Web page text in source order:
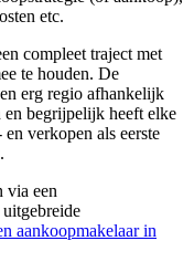
etc.
compleet traject met
te houden. De
erg regio afhankelijk
begrijpelijk heeft elke
verkopen als eerste
via een
aankoopmakelaar in